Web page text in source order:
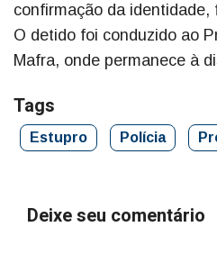
confirmação da identidade,
O detido foi conduzido ao
Mafra, onde permanece à
Tags
Estupro Polícia
Deixe seu comentário